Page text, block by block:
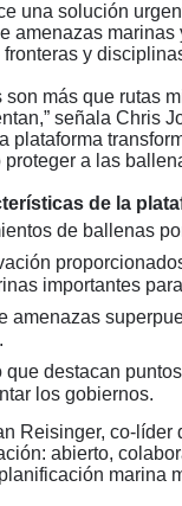
una solución
amenazas
y
son más que rutas
señala Chris
plataforma
a las
de la
de ballenas
importantes
amenazas
que destacan
los gobiernos.
Reisinger, co-
abierto,
marina